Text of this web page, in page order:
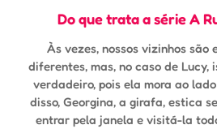
Do que trata a série A
Às vezes, nossos vizinhos são
diferentes, mas, no caso de Lucy,
verdadeiro, pois ela mora ao
disso, Georgina, a girafa, estica
entrar pela janela e visitá-la